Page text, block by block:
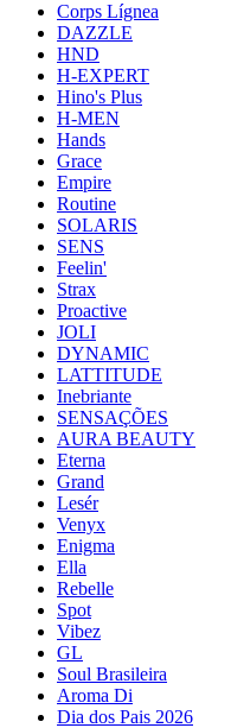
Corps Lígnea
DAZZLE
HND
H-EXPERT
Hino's Plus
H-MEN
Hands
Grace
Empire
Routine
SOLARIS
SENS
Feelin'
Strax
Proactive
JOLI
DYNAMIC
LATTITUDE
Inebriante
SENSAÇÕES
AURA BEAUTY
Eterna
Grand
Lesér
Venyx
Enigma
Ella
Rebelle
Spot
Vibez
GL
Soul Brasileira
Aroma Di
Dia dos Pais 2026